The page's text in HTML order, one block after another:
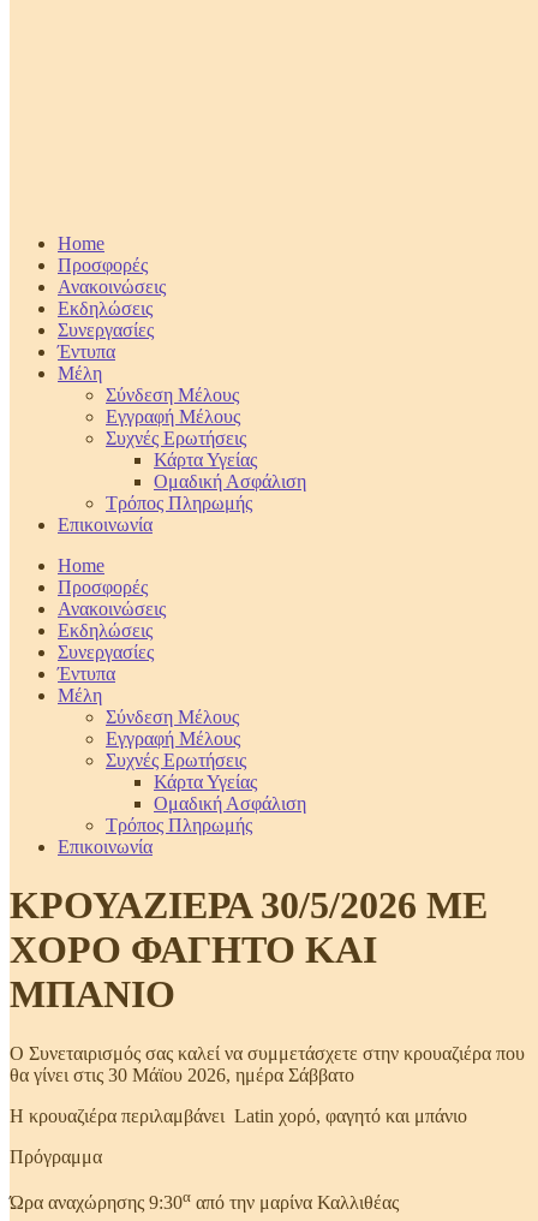
Home
Προσφορές
Ανακοινώσεις
Εκδηλώσεις
Συνεργασίες
Έντυπα
Μέλη
Σύνδεση Μέλους
Εγγραφή Μέλους
Συχνές Ερωτήσεις
Κάρτα Υγείας
Ομαδική Ασφάλιση
Τρόπος Πληρωμής
Επικοινωνία
Home
Προσφορές
Ανακοινώσεις
Εκδηλώσεις
Συνεργασίες
Έντυπα
Μέλη
Σύνδεση Μέλους
Εγγραφή Μέλους
Συχνές Ερωτήσεις
Κάρτα Υγείας
Ομαδική Ασφάλιση
Τρόπος Πληρωμής
Επικοινωνία
ΚΡΟΥΑΖΙΕΡΑ 30/5/2026 ΜΕ
ΧΟΡΟ ΦΑΓΗΤΟ ΚΑΙ
ΜΠΑΝΙΟ
Ο Συνεταιρισμός σας καλεί να συμμετάσχετε στην κρουαζιέρα που
θα γίνει στις 30 Μάϊου 2026, ημέρα Σάββατο
Η κρουαζιέρα περιλαμβάνει Latin χορό, φαγητό και μπάνιο
Πρόγραμμα
Ώρα αναχώρησης 9:30α από την μαρίνα Καλλιθέας